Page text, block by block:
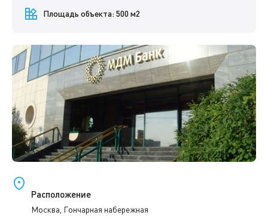
Площадь объекта: 500 м2
Расположение
Москва, Гончарная набережная